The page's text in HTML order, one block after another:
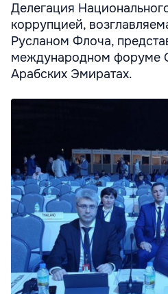
Делегация
коррупцией,
Русланом Флоча,
международном форуме
Арабских Эмиратах.